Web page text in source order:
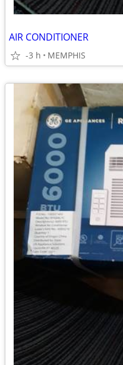
AIR CONDITIONER
-3 h MEMPHIS